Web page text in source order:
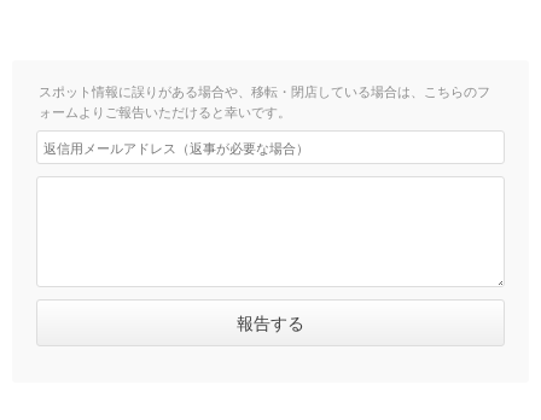
スポット情報に誤りがある場合や、移転・閉店している場合は、こちらのフ
ォームよりご報告いただけると幸いです。